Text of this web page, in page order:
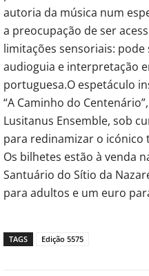
autoria da música num
a preocupação de ser
limitações sensoriais:
audioguia e interpretação
portuguesa.O espetáculo
“A Caminho do
Lusitanus Ensemble, sob
para redinamizar o icónico
Os bilhetes estão à venda
Santuário do Sítio da
para adultos e um euro
TAGS Edição 5575